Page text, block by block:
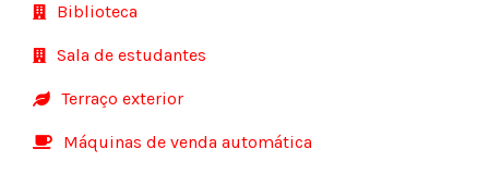
Biblioteca
Sala de estudantes
Terraço exterior
Máquinas de venda automática